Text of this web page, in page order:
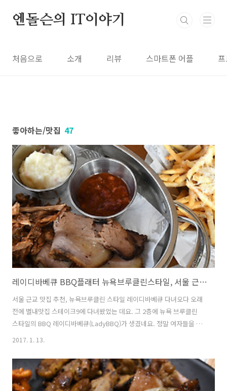
엔돌슨의 IT이야기
처음으로 소개 리뷰 스마트폰 어플
좋아하는/맛집 47
레이디바베큐 BBQ플래터 뉴욕브루클린스타일, 서울 근교 맛집 별내에서 즐기다
서울 근교 맛집 추천, 뉴욕브루클린 스타일 레이디바베큐 다녀오다 오래
전에 별내맛집 스테이크9에 다녀왔었는 데요. 그 2층에 뉴욕 브루클린
스타일의 BBQ 레이디바베큐(LadyBBQ)가 생겼네요. 정말 여자들을 위
한 취향 저녁의 BBQ 레스토랑 같았는 데요. 여자가 가니깐 남자는 자연
요. 서울 근교 맛집 가볼 만한 곳 추천으로 별내에 새로 생긴 곳을 소개합
니다. 서울 근교라 드라이브 하며 다녀오기 좋았습니다. 쉐프의 친절한
설명까지 들어가면서 먹어 본 뉴욕 스타일의 레이디바베큐 소개를 해 보
2017. 1. 13.